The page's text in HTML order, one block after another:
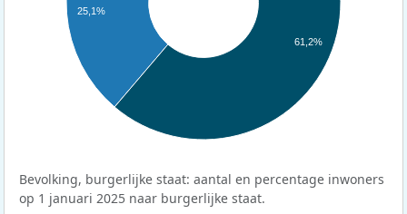
25,1%
61,2%
Bevolking, burgerlijke staat: aantal en percentage inwoners
op 1 januari 2025 naar burgerlijke staat.